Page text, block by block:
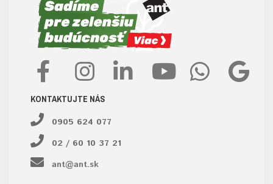
KONTAKTUJTE NÁS
0905 624 077
02 / 60 10 37 21
ant@ant.sk